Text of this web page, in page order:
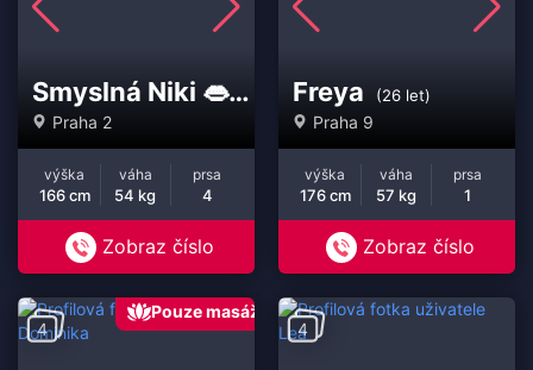
Smyslná Niki 👄(32 let)
Praha 2
výška
166 cm
váha
54 kg
prsa
4
Zobraz číslo
Freya (26 let)
Praha 9
výška
176 cm
váha
57 kg
prsa
1
Zobraz číslo
Pouze masáž
4
4